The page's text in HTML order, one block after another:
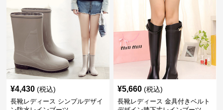
¥4,430 (税込)
長靴レディース シンプルデザイ
¥5,660 (税込)
長靴レディース 金具付きベルト